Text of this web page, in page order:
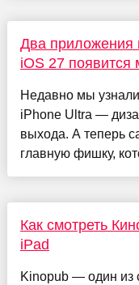
Два приложения
iOS 27 появится
Недавно мы
iPhone Ultra —
выхода. А теперь
главную фишку,
Как смотреть
iPad
Kinopub — один из